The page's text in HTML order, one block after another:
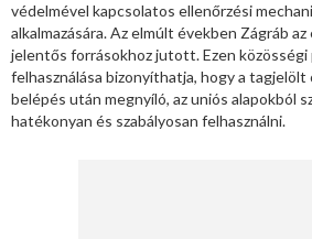
védelmével kapcsolatos ellenőrzési
alkalmazására. Az elmúlt években Zágráb
jelentős forrásokhoz jutott. Ezen közösségi
felhasználása bizonyíthatja, hogy a tagjelölt
belépés után megnyíló, az uniós alapokból
hatékonyan és szabályosan felhasználni.